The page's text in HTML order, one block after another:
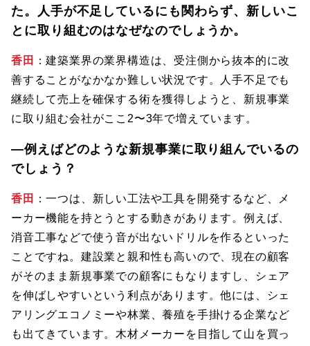
た。人手が不足しているにも関わらず、新しいこ
とに取り組むのはなぜなのでしょうか。
香田
：建築業界の業界構造は、受注側から抜本的に改
善することがなかなか難しい状況です。人手不足でも
継続して売上を確保する術を獲得しようと、新規事業
に取り組む会社がここ2〜3年で増えています。
―例えばどのような新規事業に取り組んでいるの
でしょう？
香田
：一つは、新しい工法や工具を開発するなど、メ
ーカー機能を持とうとする動きがあります。例えば、
消音工事などで使う音が出ないドリルを作るといった
ことですね。建設業と親和性も高いので、現在の顧客
がそのまま新規事業での顧客にもなりますし、シェア
を伸ばしやすいという利点があります。他には、シェ
アリングエコノミーや林業、養殖を手掛ける企業など
も出てきています。木材メーカーを目指して山を買っ